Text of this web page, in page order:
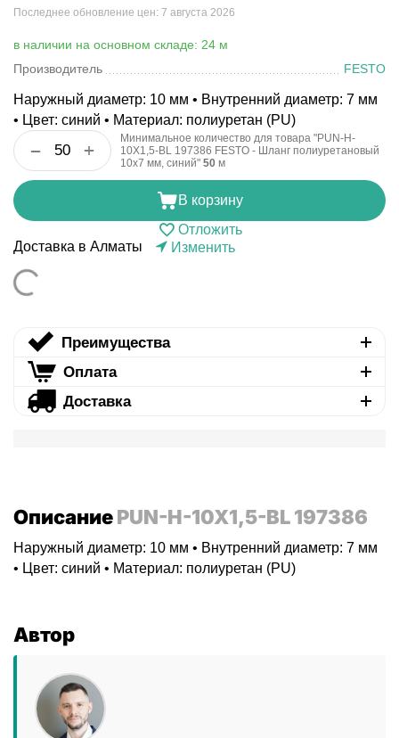
Последнее обновление цен: 7 августа 2026
в наличии на основном складе: 24 м
Производитель
FESTO
Наружный диаметр: 10 мм • Внутренний диаметр: 7 мм
• Цвет: синий • Материал: полиуретан (PU)
+
−
Минимальное количество для товара "PUN-H-
10X1,5-BL 197386 FESTO - Шланг полиуретановый
10x7 мм, синий" 50 м
В корзину
Отложить
Доставка в Алматы
Изменить
Преимущества
Оплата
Доставка
ОписаниеPUN-H-10X1,5-BL 197386
Наружный диаметр: 10 мм • Внутренний диаметр: 7 мм
• Цвет: синий • Материал: полиуретан (PU)
Автор